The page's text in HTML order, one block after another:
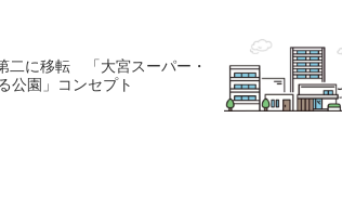
に移転 「大宮スーパー・
公園」コンセプト